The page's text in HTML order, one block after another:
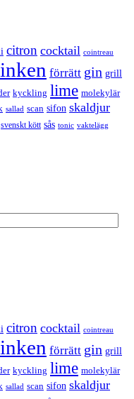
citron cocktail cointreau
förrätt gin grill
kyckling lime molekylär
sallad scan sifon skaldjur
svenskt kött sås tonic vaktelägg
citron cocktail cointreau
förrätt gin grill
kyckling lime molekylär
sallad scan sifon skaldjur